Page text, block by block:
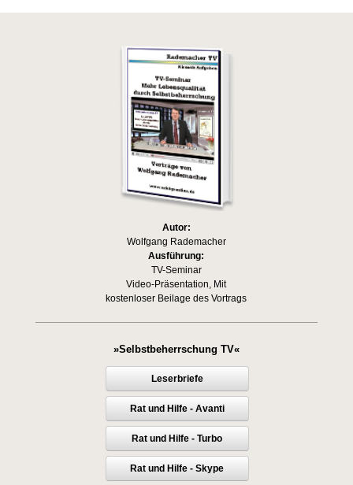
Autor:
Wolfgang Rademacher
Ausführung:
TV-Seminar
Video-Präsentation, Mit
kostenloser Beilage des Vortrags
»Selbstbeherrschung TV«
Leserbriefe
Rat und Hilfe - Avanti
Rat und Hilfe - Turbo
Rat und Hilfe - Skype